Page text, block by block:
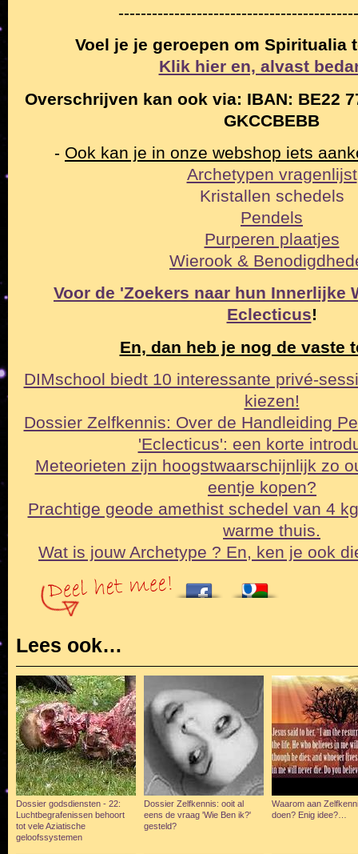
Voel je je geroepen om Spiritualia
Klik hier en, alvast
Overschrijven kan ook via: IBAN: BE22
GKCCBEBB
- Ook kan je in onze webshop iets
Archetypen vragenlijst
Kristallen schedels
Pendels
Purperen plaatjes
Wierook &
Voor de 'Zoekers naar hun Innerlijke
Eclecticus!
En, dan heb je nog de vaste
DIMschool biedt 10 interessante privé-
kiezen!
Dossier Zelfkennis: Over de Handleiding
'Eclecticus': een korte
Meteorieten zijn hoogstwaarschijnlijk zo
eentje kopen?
Prachtige geode amethist schedel van 4
warme thuis.
Wat is jouw Archetype ? En, ken je ook
Lees ook…
Dossier godsdiensten - 22:
Luchtbegrafenissen behoort
tot vele Aziatische
geloofssystemen
Dossier Zelfkennis: ooit al
eens de vraag 'Wie Ben ik?'
gesteld?
Waarom aan
doen? Enig idee?…